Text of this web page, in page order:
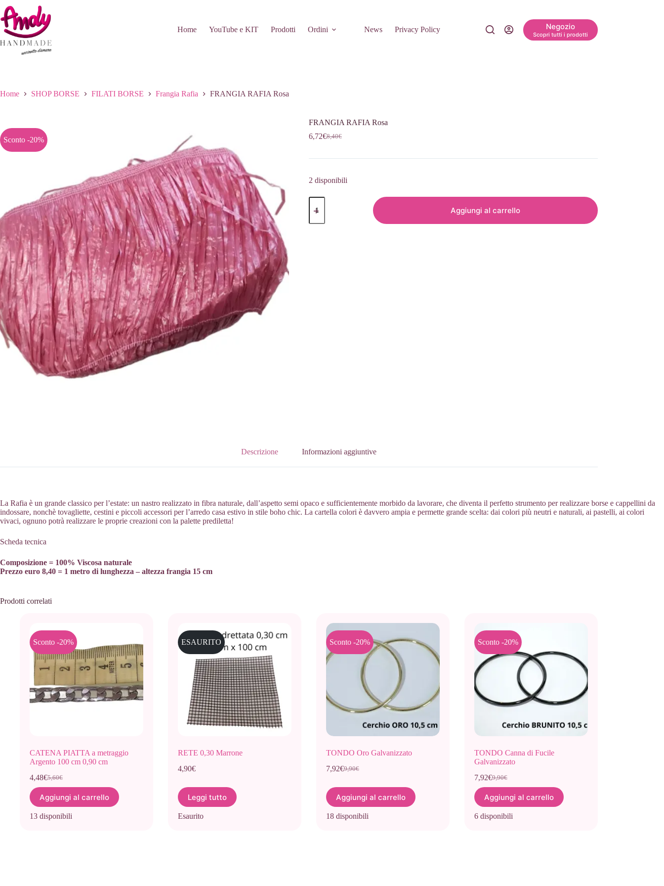
al
contenuto
Home
YouTube e KIT Prodotti Ordini News Privacy Policy Negozio
Scopri tutti i prodotti
Home SHOP BORSE FILATI BORSE Frangia Rafia FRANGIA RAFIA Rosa
Sconto -20%
FRANGIA RAFIA Rosa
8,40€
Il
originale
8,40€.
6,72€Il
attuale
6,72€.
2 disponibili
FRANGIA
RAFIA
quantità
Aggiungi al carrello
Descrizione Informazioni aggiuntive
La Rafia è un grande classico per l’estate: un nastro realizzato in fibra naturale, dall’aspetto semi opaco e sufficientemente morbido da lavorare, che diventa il perfetto strumento per realizzare borse e cappellini da
indossare, nonchè tovagliette, cestini e piccoli accessori per l’arredo casa estivo in stile boho chic. La cartella colori è davvero ampia e permette grande scelta: dai colori più neutri e naturali, ai pastelli, ai colori
vivaci, ognuno potrà realizzare le proprie creazioni con la palette prediletta!
Scheda tecnica
Composizione = 100% Viscosa naturale
Prezzo euro 8,40 = 1 metro di lunghezza – altezza frangia 15 cm
Prodotti correlati
Sconto -20%
CATENA PIATTA a metraggio
Argento 100 cm 0,90 cm
5,60€
Il
originale
era:
5,60€.
4,48€Il
attuale
è:
4,48€.
Aggiungi al carrello
13 disponibili
ESAURITO
RETE 0,30 Marrone
4,90€
Leggi tutto
Esaurito
Sconto -20%
TONDO Oro Galvanizzato
9,90€
Il
era:
9,90€.
7,92€Il
è:
7,92€.
Aggiungi al carrello
18 disponibili
Sconto -20%
TONDO Canna di Fucile
Galvanizzato
9,90€
Il
originale
era:
9,90€.
7,92€Il
attuale
è:
7,92€.
Aggiungi al carrello
6 disponibili